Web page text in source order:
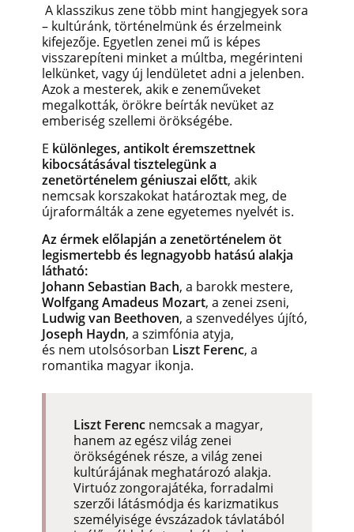
A klasszikus zene több mint hangjegyek sora
– kultúránk, történelmünk és érzelmeink
kifejezője. Egyetlen zenei mű is képes
visszarepíteni minket a múltba, megérinteni
lelkünket, vagy új lendületet adni a jelenben.
Azok a mesterek, akik e zeneműveket
megalkották, örökre beírták nevüket az
emberiség szellemi örökségébe.
E különleges, antikolt éremszettnek
kibocsátásával tisztelegünk a
zenetörténelem géniuszai előtt, akik
nemcsak korszakokat határoztak meg, de
újraformálták a zene egyetemes nyelvét is.
Az érmek előlapján a zenetörténelem öt
legismertebb és legnagyobb hatású alakja
látható:
Johann Sebastian Bach, a barokk mestere,
Wolfgang Amadeus Mozart, a zenei zseni,
Ludwig van Beethoven, a szenvedélyes újító,
Joseph Haydn, a szimfónia atyja,
és nem utolsósorban Liszt Ferenc, a
romantika magyar ikonja.
Liszt Ferenc nemcsak a magyar,
hanem az egész világ zenei
örökségének része, a világ zenei
kultúrájának meghatározó alakja.
Virtuóz zongorajátéka, forradalmi
szerzői látásmódja és karizmatikus
személyisége évszázadok távlatából